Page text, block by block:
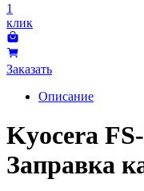
1
клик
Заказать
Описание
Kyocera
Заправка